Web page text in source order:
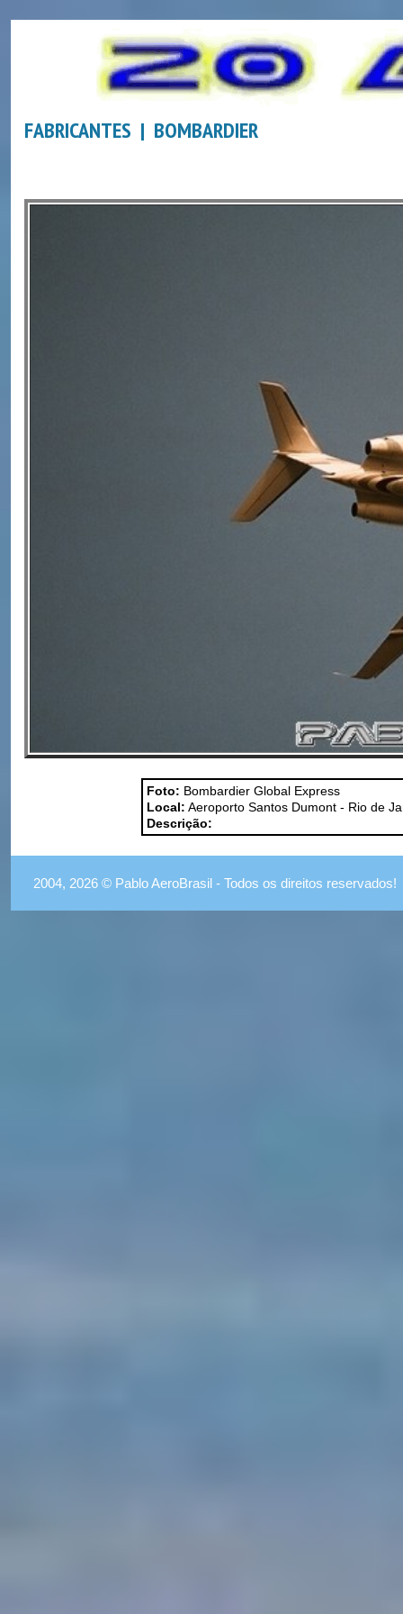
FABRICANTES | BOMBARDIER
Foto: Bombardier Global Express
Local: Aeroporto Santos Dumont - Rio de
Descrição:
2004, 2026 © Pablo AeroBrasil - Todos os direitos reservados!